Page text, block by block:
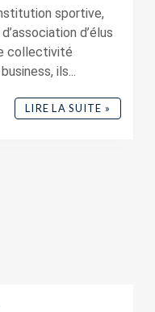
sportive,
d’élus
collectivité
ils...
LIRE LA SUITE »